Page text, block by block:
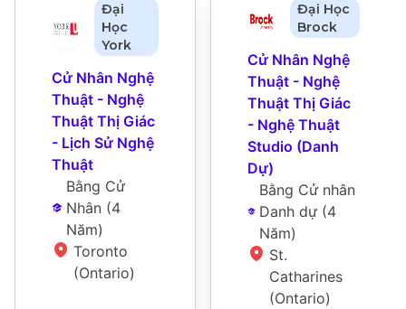
Đại
Học
York
Cử Nhân Nghệ
Thuật - Nghệ
Thuật Thị Giác
- Lịch Sử Nghệ
Thuật
Bằng Cử
Nhân (4
Năm)
Toronto
(Ontario)
Đại Học
Brock
Cử Nhân Nghệ
Thuật - Nghệ
Thuật Thị Giác
- Nghệ Thuật
Studio (Danh
Dự)
Bằng Cử nhân
Danh dự (4
Năm)
St.
Catharines
(Ontario)